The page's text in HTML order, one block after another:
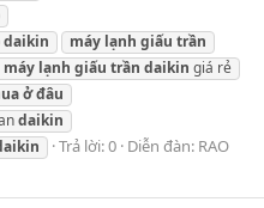
daikin máy lạnh giấu trần
máy lạnh giấu trần daikin giá rẻ
ởđâu
daikin
Trả lời: 0 Diễn đàn: RAO